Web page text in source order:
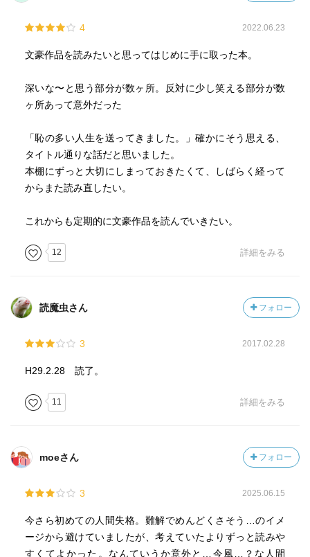
4 2022.06.23
文豪作品を読みたいと思ってはじめに手に取った本。
深いな〜と思う部分が数ヶ所。反対に少し笑える部分が数
ヶ所あって意外だった
「恥の多い人生を送ってきました。」確かにそう思える、
タイトル通りな話だと思いました。
本棚にずっと大切にしまっておきたくて、しばらく経って
からまた読み直したい。
これからも定期的に文豪作品を読んでいきたい。
12 詳細をみる
読魔虫さん フォロー
3 2017.02.28
H29.2.28 読了。
11 詳細をみる
moeさん フォロー
3 2025.06.15
今さら初めての人間失格。難解でめんどくさそう…のイメ
ージから避けていましたが、考えていたよりずっと読みや
すくてよかった。なんていうか意外と…今風…？な人間